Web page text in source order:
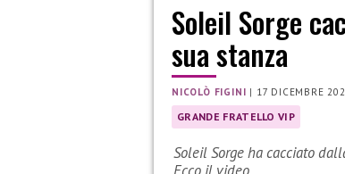
Soleil Sorge
sua stanza
NICOLÒ FIGINI | 17 DICEMBRE
GRANDE FRATELLO VIP
Soleil Sorge ha cacciato